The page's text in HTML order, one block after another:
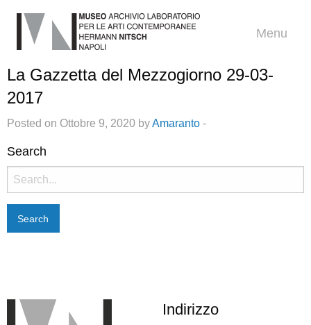
Menu
La Gazzetta del Mezzogiorno 29-03-
2017
Posted on Ottobre 9, 2020 byAmaranto -
Search
Search
for:
Indirizzo